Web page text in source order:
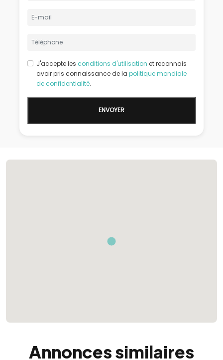
J'accepte les conditions d'utilisation et reconnais
avoir pris connaissance de la politique mondiale
de confidentialité.
Annonces similaires